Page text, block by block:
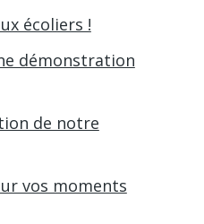
écoliers !
démonstration
de notre
vos moments